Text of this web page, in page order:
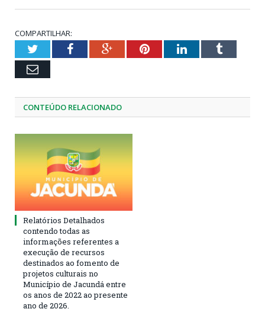
COMPARTILHAR:
TwitterFacebookGoogle+PinterestLinkedInTumblr
Email
CONTEÚDO RELACIONADO
Relatórios Detalhados
contendo todas as
informações referentes a
execução de recursos
destinados ao fomento de
projetos culturais no
Município de Jacundá entre
os anos de 2022 ao presente
ano de 2026.